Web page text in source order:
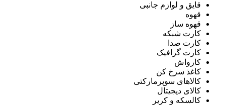
قایق و لوازم جانبی
قهوه
قهوه ساز
کارت شبکه
کارت صدا
کارت گرافیک
کارواش
کاغذ سرخ کن
کالاهای سوپرمارکتی
کالای دیجیتال
کالسکه و کریر